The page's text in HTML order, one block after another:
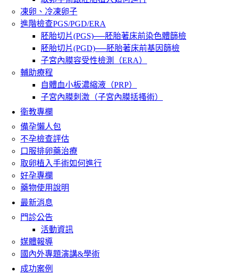
凍卵、冷凍卵子
進階檢查PGS/PGD/ERA
胚胎切片(PGS)──胚胎著床前染色體篩檢
胚胎切片(PGD)──胚胎著床前基因篩檢
子宮內膜容受性檢測（ERA）
輔助療程
自體血小板濃縮液（PRP）
子宮內膜刺激（子宮內膜括搔術）
衛教專欄
備孕懶人包
不孕檢查評估
口服排卵藥治療
取卵植入手術如何進行
好孕專欄
藥物使用說明
最新消息
門診公告
活動資訊
媒體報導
國內外專題演講&學術
成功案例